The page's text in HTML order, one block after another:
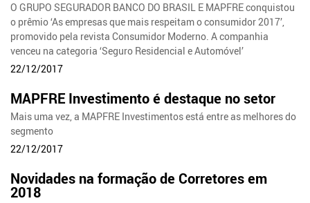
O GRUPO SEGURADOR BANCO DO BRASIL E MAPFRE conquistou
o prêmio ‘As empresas que mais respeitam o consumidor 2017’,
promovido pela revista Consumidor Moderno. A companhia
venceu na categoria ‘Seguro Residencial e Automóvel’
22/12/2017
MAPFRE Investimento é destaque no setor
Mais uma vez, a MAPFRE Investimentos está entre as melhores do
segmento
22/12/2017
Novidades na formação de Corretores em
2018